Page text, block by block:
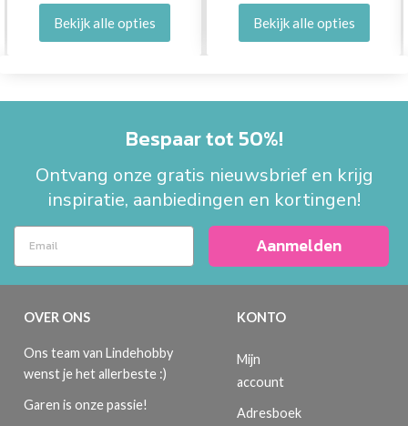
Bekijk alle opties Bekijk alle opties
Bespaar tot 50%!
Ontvang onze gratis nieuwsbrief en krijg
inspiratie, aanbiedingen en kortingen!
Aanmelden
OVER ONS
Ons team van Lindehobby
wenst je het allerbeste :)
Garen is onze passie!
KONTO
Mijn
account
Adresboek